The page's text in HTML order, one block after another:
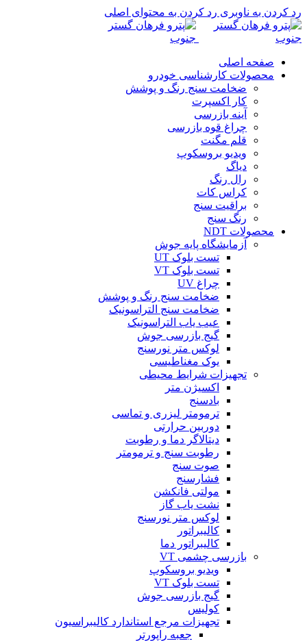
رد کردن به ناوبری رد کردن به محتوای اصلی
صفحه اصلی
محصولات کارشناسی خودرو
ضخامت سنج رنگ و پوشش
کار اکسپرت
آینه بازرسی
چراغ قوه بازرسی
قلم مگنت
ویدیو بروسکوپ
دیاگ
رال رنگ
کراس کات
براقیت سنج
رنگ سنج
محصولات NDT
آزمایشگاه پایه جوش
تست بلوک UT
تست بلوک VT
چراغ UV
ضخامت سنج رنگ و پوشش
ضخامت سنج التراسونیک
عیب یاب التراسونیک
گیج بازرسی جوش
لوکس متر نورسنج
یوک مغناطیسی
تجهیزات شرایط محیطی
اکسیژن متر
بادسنج
ترمومتر لیزری و تماسی
دوربین حرارتی
دیتالاگر دما و رطوبت
رطوبت سنج و ترمومتر
صوت سنج
فشارسنج
مولتی فانکشن
نشت یاب گاز
لوکس متر نورسنج
کالیبراتور
کالیبراتور دما
بازرسی چشمی VT
ویدیو بروسکوپ
تست بلوک VT
گیج بازرسی جوش
کولیس
تجهیزات مرجع استاندارد کالیبراسیون
جعبه راپورتر